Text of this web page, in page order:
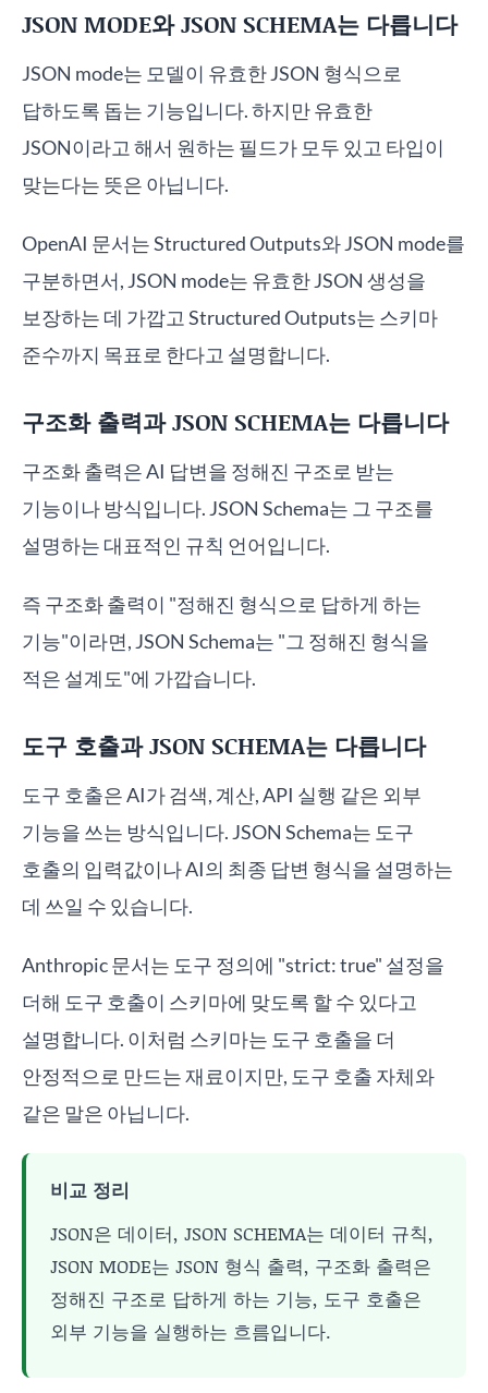
JSON MODE와 JSON SCHEMA는 다릅니다
JSON mode는 모델이 유효한 JSON 형식으로
답하도록 돕는 기능입니다. 하지만 유효한
JSON이라고 해서 원하는 필드가 모두 있고 타입이
맞는다는 뜻은 아닙니다.
OpenAI 문서는 Structured Outputs와 JSON mode를
구분하면서, JSON mode는 유효한 JSON 생성을
보장하는 데 가깝고 Structured Outputs는 스키마
준수까지 목표로 한다고 설명합니다.
구조화 출력과 JSON SCHEMA는 다릅니다
구조화 출력은 AI 답변을 정해진 구조로 받는
기능이나 방식입니다. JSON Schema는 그 구조를
설명하는 대표적인 규칙 언어입니다.
즉 구조화 출력이 "정해진 형식으로 답하게 하는
기능"이라면, JSON Schema는 "그 정해진 형식을
적은 설계도"에 가깝습니다.
도구 호출과 JSON SCHEMA는 다릅니다
도구 호출은 AI가 검색, 계산, API 실행 같은 외부
기능을 쓰는 방식입니다. JSON Schema는 도구
호출의 입력값이나 AI의 최종 답변 형식을 설명하는
데 쓰일 수 있습니다.
Anthropic 문서는 도구 정의에 "strict: true" 설정을
더해 도구 호출이 스키마에 맞도록 할 수 있다고
설명합니다. 이처럼 스키마는 도구 호출을 더
안정적으로 만드는 재료이지만, 도구 호출 자체와
같은 말은 아닙니다.
비교 정리
JSON은 데이터, JSON SCHEMA는 데이터 규칙,
JSON MODE는 JSON 형식 출력, 구조화 출력은
정해진 구조로 답하게 하는 기능, 도구 호출은
외부 기능을 실행하는 흐름입니다.